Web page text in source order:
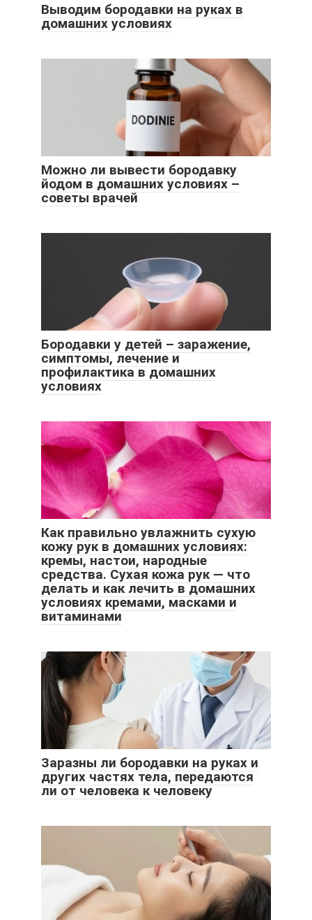
Выводим бородавки на руках в
домашних условиях
Можно ли вывести бородавку
йодом в домашних условиях –
советы врачей
Бородавки у детей – заражение,
симптомы, лечение и
профилактика в домашних
условиях
Как правильно увлажнить сухую
кожу рук в домашних условиях:
кремы, настои, народные
средства. Сухая кожа рук — что
делать и как лечить в домашних
условиях кремами, масками и
витаминами
Заразны ли бородавки на руках и
других частях тела, передаются
ли от человека к человеку